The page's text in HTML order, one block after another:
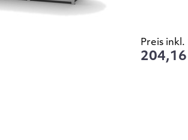
Preis